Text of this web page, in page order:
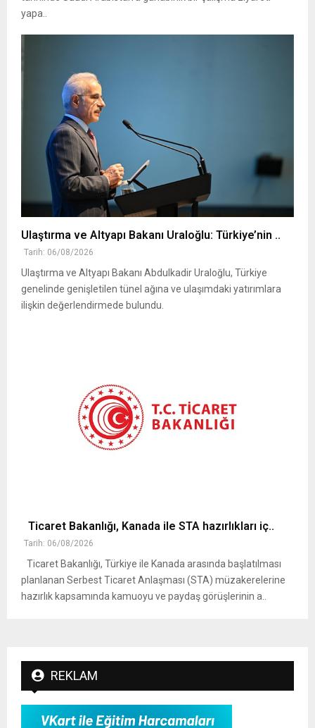
yapa..
Ulaştırma ve Altyapı Bakanı Uraloğlu: Türkiye’nin ..
Tarih: 06/08/2026
Ulaştırma ve Altyapı Bakanı Abdulkadir Uraloğlu, Türkiye
genelinde genişletilen tünel ağına ve ulaşımdaki yatırımlara
ilişkin değerlendirmede bulundu.
Ticaret Bakanlığı, Kanada ile STA hazırlıkları iç..
Tarih: 06/08/2026
Ticaret Bakanlığı, Türkiye ile Kanada arasında başlatılması
planlanan Serbest Ticaret Anlaşması (STA) müzakerelerine
hazırlık kapsamında kamuoyu ve paydaş görüşlerinin a..
REKLAM